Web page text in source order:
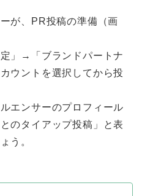
が、PR投稿の準備（画
」→「ブランドパートナ
ウントを選択してから投
エンサーのプロフィール
のタイアップ投稿」と表
う。